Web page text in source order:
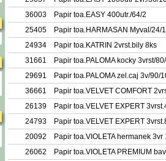
36003
Papir toa.EASY 400utr./64/2
25405
Papir toa.HARMASAN Myval/24/1
24934
Papir toa.KATRIN 2vrst.bily 8ks
31661
Papir toa.PALOMA kocky 3vrst/
29691
Papir toa.PALOMA zel.caj 3v/90/
36661
Papir toa.VELVET COMFORT
26139
Papir toa.VELVET EXPERT
24793
Papir toa.VELVET EXPERT
20092
Papir toa.VIOLETA hermanek 3vr
26062
Papir toa.VIOLETA PREMIUM